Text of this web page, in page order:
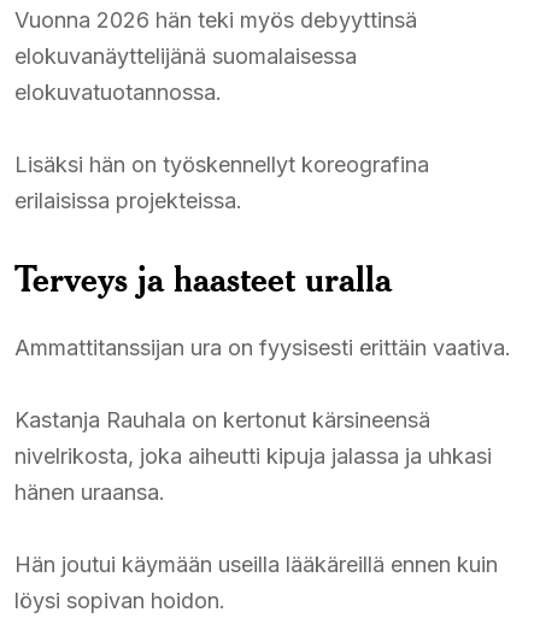
Vuonna 2026 hän teki myös debyyttinsä
elokuvanäyttelijänä suomalaisessa
elokuvatuotannossa.
Lisäksi hän on työskennellyt koreografina
erilaisissa projekteissa.
Terveys ja haasteet uralla
Ammattitanssijan ura on fyysisesti erittäin vaativa.
Kastanja Rauhala on kertonut kärsineensä
nivelrikosta, joka aiheutti kipuja jalassa ja uhkasi
hänen uraansa.
Hän joutui käymään useilla lääkäreillä ennen kuin
löysi sopivan hoidon.